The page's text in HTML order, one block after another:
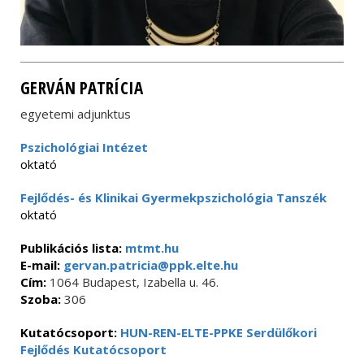
GERVÁN PATRÍCIA
egyetemi adjunktus
Pszichológiai Intézet
oktató
Fejlődés- és Klinikai Gyermekpszichológia Tanszék
oktató
Publikációs lista: mtmt.hu
E-mail: gervan.patricia@ppk.elte.hu
Cím: 1064 Budapest, Izabella u. 46.
Szoba: 306
Kutatócsoport: HUN-REN-ELTE-PPKE Serdülőkori
Fejlődés Kutatócsoport